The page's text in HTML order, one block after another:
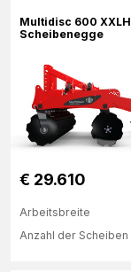
Multidisc 600 XXLH
Scheibenegge
€ 29.610
Arbeitsbreite
Anzahl der Scheiben